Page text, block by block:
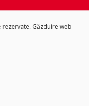
rezervate. Găzduire web